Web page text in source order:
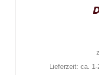
Lieferzeit: ca.